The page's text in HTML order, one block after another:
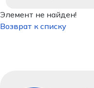
Элемент не найден!
Возврат к списку